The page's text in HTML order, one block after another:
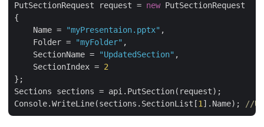
PutSectionRequest request = new PutSectionRequest
{
    Name =
"myPresentaion.pptx" ,
    Folder =
"myFolder" ,
    SectionName =
"UpdatedSection" ,
    SectionIndex =
2
};
Sections sections = api.PutSection(request);
Console.WriteLine(sections.SectionList[1].Name); //